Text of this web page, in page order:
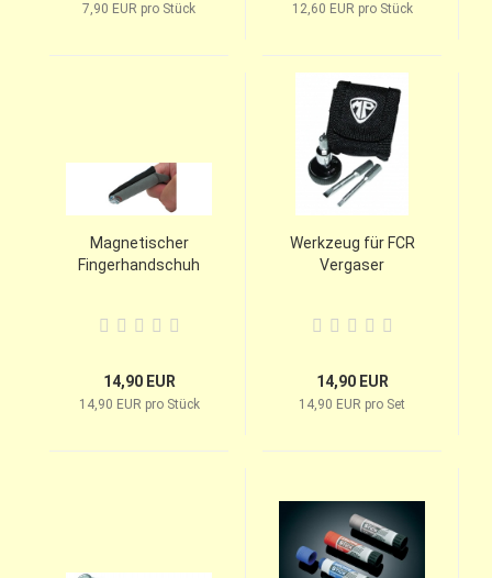
7,90 EUR pro Stück 12,60 EUR pro Stück
Magnetischer
Fingerhandschuh
14,90 EUR
14,90 EUR pro Stück
Werkzeug für FCR
Vergaser
14,90 EUR
14,90 EUR pro Set